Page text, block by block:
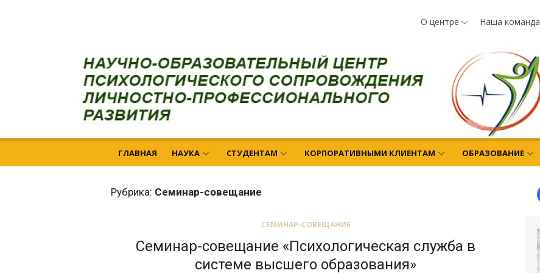
О центре Наша команда
ГЛАВНАЯ НАУКА СТУДЕНТАМ КОРПОРАТИВНЫМИ КЛИЕНТАМ ОБРАЗОВАНИЕ
Рубрика: Семинар-совещание
СЕМИНАР-СОВЕЩАНИЕ
Семинар-совещание «Психологическая служба в
системе высшего образования»